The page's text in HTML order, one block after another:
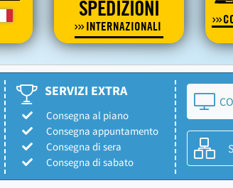
SPEDIZIONI
INTERNAZIONALI
SERVIZI EXTRA
Consegna al piano
Consegna appuntamento
Consegna di sera
Consegna di sabato